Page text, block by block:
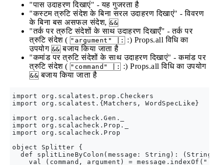
"पास उदाहरण दिखाएं" - यह गुजरता है
"कस्टम त्रुटि संदेश के बिना सरल उदाहरण दिखाएं" - विवरण
के बिना बस असफल संदेश, &&
"तर्क पर त्रुटि संदेशों के साथ उदाहरण दिखाएँ" - तर्क पर
त्रुटि संदेश ( "argument" |:
:) Props.all विधि का
उपयोग && बजाय किया जाता है
"कमांड पर त्रुटि संदेशों के साथ उदाहरण दिखाएं" - कमांड पर
त्रुटि संदेश ( "command" |: :) Props.all विधि का उपयोग
&& बजाय किया जाता है
import org.scalatest.prop.Checkers
import org.scalatest.{Matchers, WordSpecLike}
import org.scalacheck.Gen._
import org.scalacheck.Prop._
import org.scalacheck.Prop
object Splitter {
def splitLineByColon(message: String): (String,
val (command, argument) =